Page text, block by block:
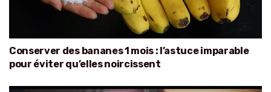
Conserver des bananes 1 mois : l’astuce imparable
pour éviter qu’elles noircissent